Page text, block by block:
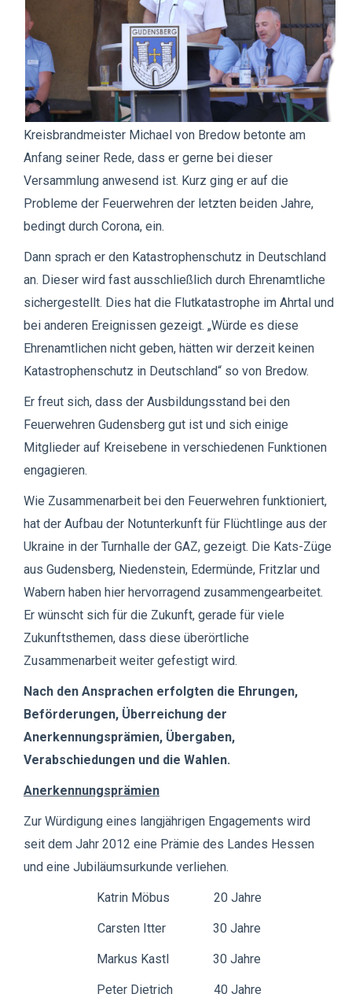
Kreisbrandmeister Michael von Bredow betonte am
Anfang seiner Rede, dass er gerne bei dieser
Versammlung anwesend ist. Kurz ging er auf die
Probleme der Feuerwehren der letzten beiden Jahre,
bedingt durch Corona, ein.
Dann sprach er den Katastrophenschutz in Deutschland
an. Dieser wird fast ausschließlich durch Ehrenamtliche
sichergestellt. Dies hat die Flutkatastrophe im Ahrtal und
bei anderen Ereignissen gezeigt. „Würde es diese
Ehrenamtlichen nicht geben, hätten wir derzeit keinen
Katastrophenschutz in Deutschland“ so von Bredow.
Er freut sich, dass der Ausbildungsstand bei den
Feuerwehren Gudensberg gut ist und sich einige
Mitglieder auf Kreisebene in verschiedenen Funktionen
engagieren.
Wie Zusammenarbeit bei den Feuerwehren funktioniert,
hat der Aufbau der Notunterkunft für Flüchtlinge aus der
Ukraine in der Turnhalle der GAZ, gezeigt. Die Kats-Züge
aus Gudensberg, Niedenstein, Edermünde, Fritzlar und
Wabern haben hier hervorragend zusammengearbeitet.
Er wünscht sich für die Zukunft, gerade für viele
Zukunftsthemen, dass diese überörtliche
Zusammenarbeit weiter gefestigt wird.
Nach den Ansprachen erfolgten die Ehrungen,
Beförderungen, Überreichung der
Anerkennungsprämien, Übergaben,
Verabschiedungen und die Wahlen.
Anerkennungsprämien
Zur Würdigung eines langjährigen Engagements wird
seit dem Jahr 2012 eine Prämie des Landes Hessen
und eine Jubiläumsurkunde verliehen.
Katrin Möbus 20 Jahre
Carsten Itter 30 Jahre
Markus Kastl 30 Jahre
Peter Dietrich 40 Jahre